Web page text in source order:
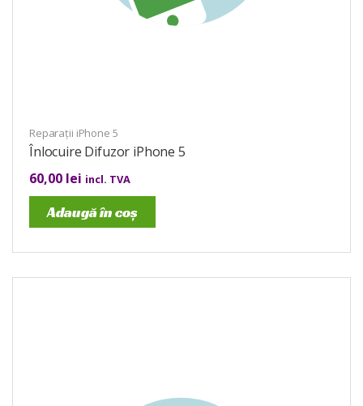
Reparații iPhone 5
Înlocuire Difuzor iPhone 5
60,00 lei incl. TVA
Adaugă în coș